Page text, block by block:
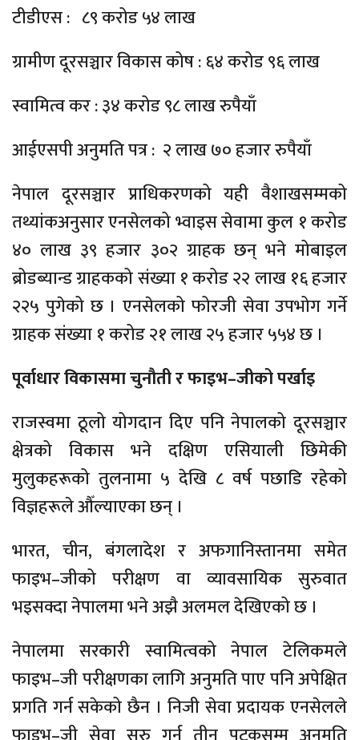
टीडीएस : ८९ करोड ५४ लाख
ग्रामीण दूरसञ्चार विकास कोष : ६४ करोड ९६ लाख
स्वामित्व कर : ३४ करोड ९८ लाख रुपैयाँ
आईएसपी अनुमति पत्र : २ लाख ७० हजार रुपैयाँ
नेपाल दूरसञ्चार प्राधिकरणको यही वैशाखसम्मको
तथ्यांकअनुसार एनसेलको भ्वाइस सेवामा कुल १ करोड
४० लाख ३९ हजार ३०२ ग्राहक छन् भने मोबाइल
ब्रोडब्यान्ड ग्राहकको संख्या १ करोड २२ लाख १६ हजार
२२५ पुगेको छ । एनसेलको फोरजी सेवा उपभोग गर्ने
ग्राहक संख्या १ करोड २१ लाख २५ हजार ५५४ छ ।
पूर्वाधार विकासमा चुनौती र फाइभ–जीको पर्खाइ
राजस्वमा ठूलो योगदान दिए पनि नेपालको दूरसञ्चार
क्षेत्रको विकास भने दक्षिण एसियाली छिमेकी
मुलुकहरूको तुलनामा ५ देखि ८ वर्ष पछाडि रहेको
विज्ञहरूले औँल्याएका छन् ।
भारत, चीन, बंगलादेश र अफगानिस्तानमा समेत
फाइभ–जीको परीक्षण वा व्यावसायिक सुरुवात
भइसक्दा नेपालमा भने अझै अलमल देखिएको छ ।
नेपालमा सरकारी स्वामित्वको नेपाल टेलिकमले
फाइभ–जी परीक्षणका लागि अनुमति पाए पनि अपेक्षित
प्रगति गर्न सकेको छैन । निजी सेवा प्रदायक एनसेलले